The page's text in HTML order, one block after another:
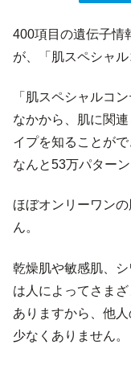
400項目の遺伝子情
が、「肌スペシャ
「肌スペシャルコ
なかから、肌に関
イプを知ることが
なんと53万パターン
ほぼオンリーワン
ん。
乾燥肌や敏感肌、
は人によってさま
ありますから、他
少なくありません。